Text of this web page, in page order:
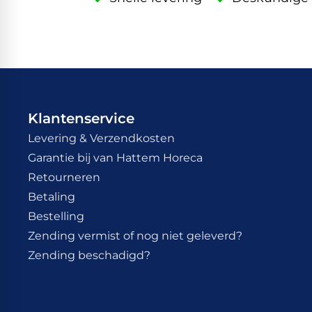
Klantenservice
Levering & Verzendkosten
Garantie bij van Hattem Horeca
Retourneren
Betaling
Bestelling
Zending vermist of nog niet geleverd?
Zending beschadigd?